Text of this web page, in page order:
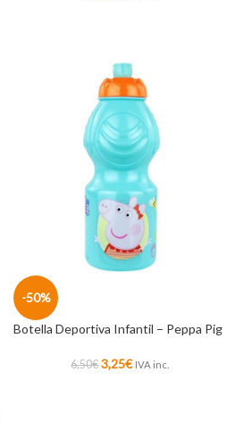
-50%
Botella Deportiva Infantil – Peppa Pig
6,50€ 3,25€ IVA inc.